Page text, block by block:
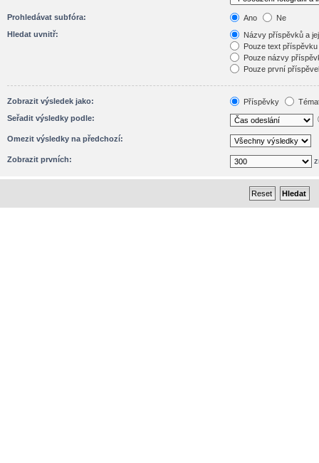
Prohledávat subfóra: Ano
Ne
Hledat uvnitř:
Názvy příspěvků a
Pouze text příspěvku
Pouze názvy
Pouze první
Zobrazit výsledek jako: Příspěvky
Seřadit výsledky podle:
Omezit výsledky na předchozí:
Zobrazit prvních: